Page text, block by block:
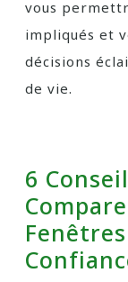
vous
impliqués et
décisions
de vie.
6